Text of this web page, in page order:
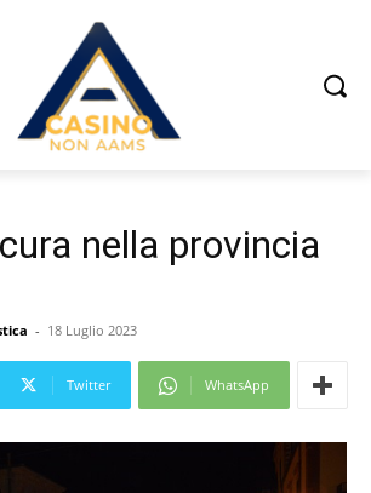
nella provincia
- 18 Luglio 2023
Twitter WhatsApp